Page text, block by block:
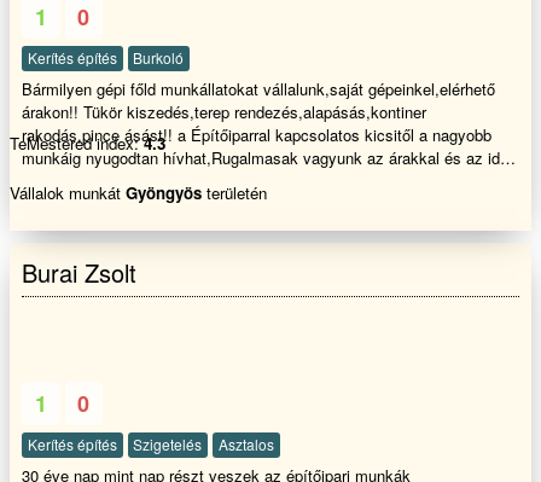
készítését javítását,és minden fajta betonozási munkát vállalok,
Precíz,igényes és tiszta,gyors és szakszerű munkavégzés hívjon
bizalommal!!
1 0
Kerítés építés Burkoló
Bármilyen gépi főld munkállatokat vállalunk,saját gépeinkel,elérhető
árakon!! Tükör kiszedés,terep rendezés,alapásás,kontiner
rakodás,pince ásást!! a Építőiparral kapcsolatos kicsitől a nagyobb
munkáig nyugodtan hívhat,Rugalmasak vagyunk az árakkal és az idő
TeMestered index:4.3
Vállalok munkát Gyöngyös területén
Burai Zsolt
1 0
Kerítés építés Szigetelés Asztalos
30 éve nap mint nap részt veszek az építőipari munkák